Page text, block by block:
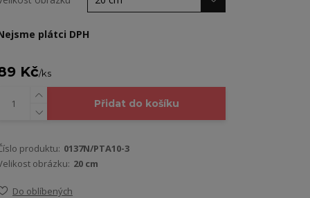
plátci DPH
Kč/ks
Přidat do košíku
produktu: 0137N/PTA10-3
obrázku: 20 cm
Do oblíbených